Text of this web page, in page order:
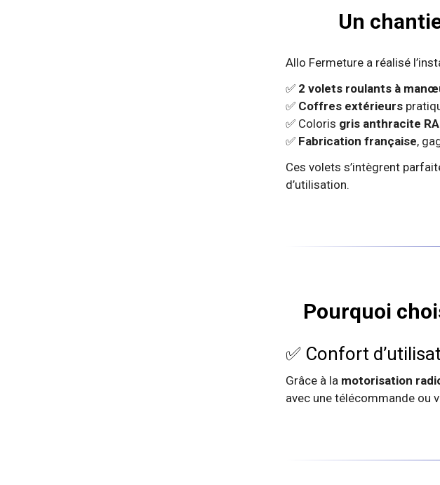
Un
Allo Fermeture a réalisé
✅ 2 volets roulants à
✅ Coffres extérieurs
✅ Coloris gris anthracite
✅ Fabrication française,
Ces volets s’intègrent
d’utilisation.
Pourquoi
✅ Confort
Grâce à la motorisation
avec une télécommande ou